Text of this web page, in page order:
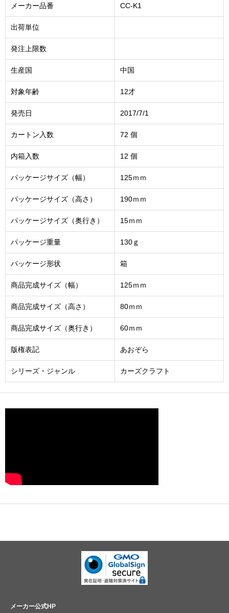
メーカー品番 CC-K1
出荷単位
発注上限数
生産国 中国
対象年齢 12才
発売日 2017/7/1
カートン入数 72 個
内箱入数 12 個
パッケージサイズ（幅） 125ｍｍ
パッケージサイズ（高さ） 190ｍｍ
パッケージサイズ（奥行き） 15ｍｍ
パッケージ重量 130ｇ
パッケージ形状 箱
商品完成サイズ（幅） 125ｍｍ
商品完成サイズ（高さ） 80ｍｍ
商品完成サイズ（奥行き） 60ｍｍ
版権表記 あおぞら
シリーズ・ジャンル カーズクラフト
メーカー公式HP